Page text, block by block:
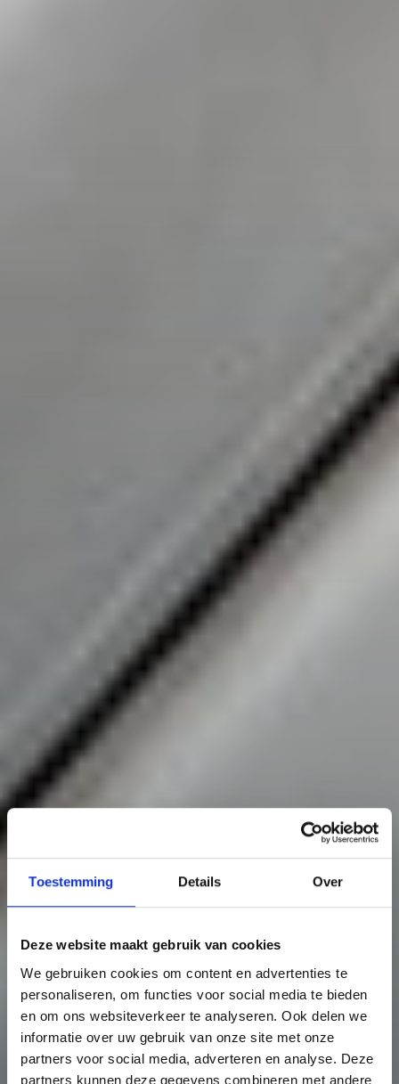
Toestemming Details Over
Deze website maakt gebruik van cookies
We gebruiken cookies om content en advertenties te
personaliseren, om functies voor social media te bieden
en om ons websiteverkeer te analyseren. Ook delen we
informatie over uw gebruik van onze site met onze
partners voor social media, adverteren en analyse. Deze
partners kunnen deze gegevens combineren met andere